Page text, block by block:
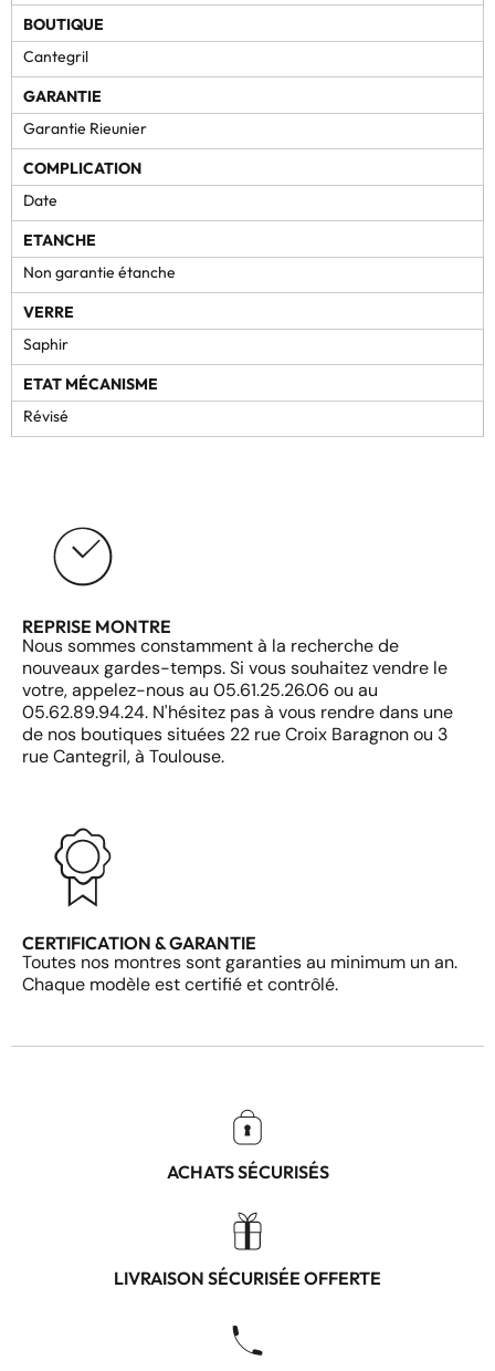
BOUTIQUE
Cantegril
GARANTIE
Garantie Rieunier
COMPLICATION
Date
ETANCHE
Non garantie étanche
VERRE
Saphir
ETAT MÉCANISME
Révisé
REPRISE MONTRE
Nous sommes constamment à la recherche de
nouveaux gardes-temps. Si vous souhaitez vendre le
votre, appelez-nous au 05.61.25.26.06 ou au
05.62.89.94.24. N'hésitez pas à vous rendre dans une
de nos boutiques situées 22 rue Croix Baragnon ou 3
rue Cantegril, à Toulouse.
CERTIFICATION & GARANTIE
Toutes nos montres sont garanties au minimum un an.
Chaque modèle est certifié et contrôlé.
ACHATS SÉCURISÉS
LIVRAISON SÉCURISÉE OFFERTE